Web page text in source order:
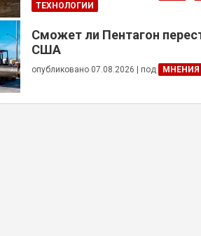
ТЕХНОЛОГИИ
Сможет ли Пентагон
США
опубликовано 07.08.2026 под МНЕНИЯ